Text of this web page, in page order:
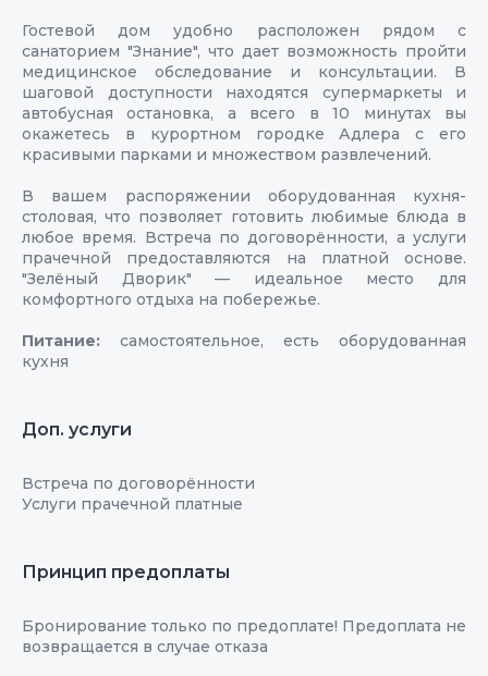
Гостевой дом удобно расположен рядом с
санаторием "Знание", что дает возможность пройти
медицинское обследование и консультации. В
шаговой доступности находятся супермаркеты и
автобусная остановка, а всего в 10 минутах вы
окажетесь в курортном городке Адлера с его
красивыми парками и множеством развлечений.
В вашем распоряжении оборудованная кухня-
столовая, что позволяет готовить любимые блюда в
любое время. Встреча по договорённости, а услуги
прачечной предоставляются на платной основе.
"Зелёный Дворик" — идеальное место для
комфортного отдыха на побережье.
Питание: самостоятельное, есть оборудованная
кухня
Доп. услуги
Встреча по договорённости
Услуги прачечной платные
Принцип предоплаты
Бронирование только по предоплате! Предоплата не
возвращается в случае отказа